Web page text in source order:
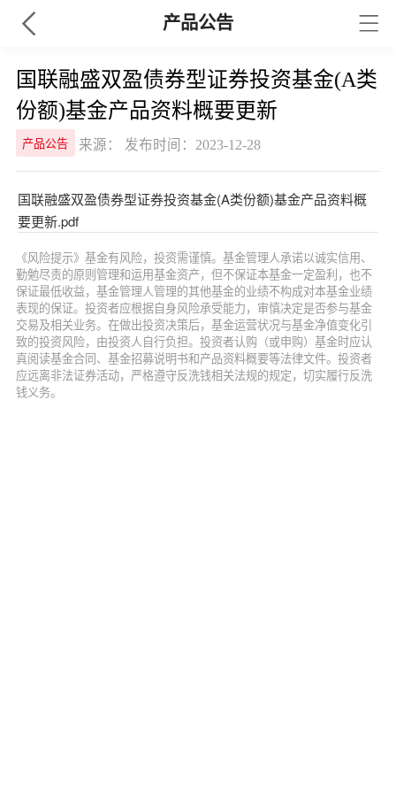
产品公告
国联融盛双盈债券型证券投资基金(A类
份额)基金产品资料概要更新
产品公告 来源： 发布时间：2023-12-28
国联融盛双盈债券型证券投资基金(A类份额)基金产品资料概
要更新.pdf
《风险提示》基金有风险，投资需谨慎。基金管理人承诺以诚实信用、
勤勉尽责的原则管理和运用基金资产，但不保证本基金一定盈利，也不
保证最低收益，基金管理人管理的其他基金的业绩不构成对本基金业绩
表现的保证。投资者应根据自身风险承受能力，审慎决定是否参与基金
交易及相关业务。在做出投资决策后，基金运营状况与基金净值变化引
致的投资风险，由投资人自行负担。投资者认购（或申购）基金时应认
真阅读基金合同、基金招募说明书和产品资料概要等法律文件。投资者
应远离非法证券活动，严格遵守反洗钱相关法规的规定，切实履行反洗
钱义务。